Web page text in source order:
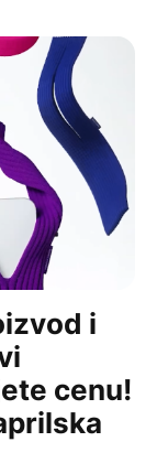
i
cenu!